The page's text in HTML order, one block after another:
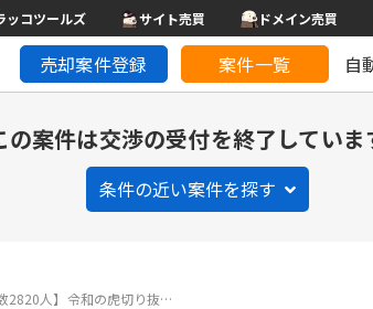
ッコツールズ サイト売買 ドメイン売買
売却案件登録 案件一覧 自
の案件は交渉の受付を終了していま
条件の近い案件を探す
2820人】令和の虎切り抜…